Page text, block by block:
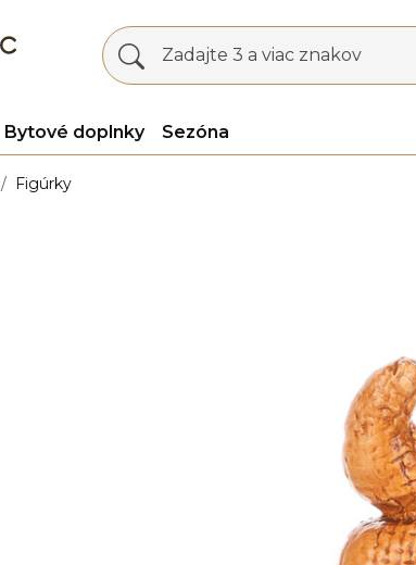
Zadajte 3 a viac znakov
Bytové doplnky Sezóna
Figúrky